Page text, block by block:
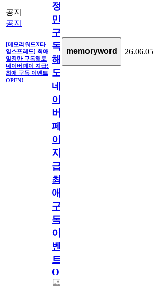
공지
공지
[메모리워드X타
임스프레드] 최애
일정만 구독해도
네이버페이 지급!
최애 구독 이벤트
OPEN!
정
만
구
독
해
도
네
이
버
페
이
지
급!
최
애
구
독
이
벤
트
OPEN!
memoryword 26.06.05